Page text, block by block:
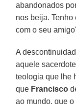
abandonados
nos beija. Tenho
com o seu
A
aquele
teologia que lhe
que Francisco
ao mundo, que